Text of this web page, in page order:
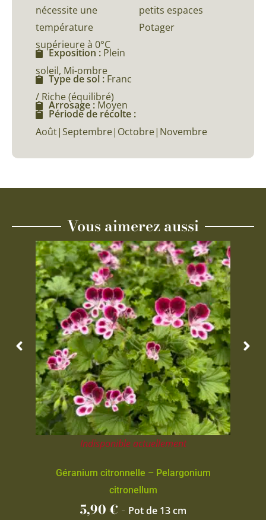
nécessite une
température
supérieure à 0°C
Exposition : Plein
soleil, Mi-ombre
Type de sol : Franc
/ Riche (équilibré)
Arrosage : Moyen
Période de récolte :
Août|Septembre|Octobre|Novembre
petits espaces
Potager
Vous aimerez aussi
Indisponible actuellement
Géranium citronnelle – Pelargonium
citronellum
5,90€ - Pot de 13 cm